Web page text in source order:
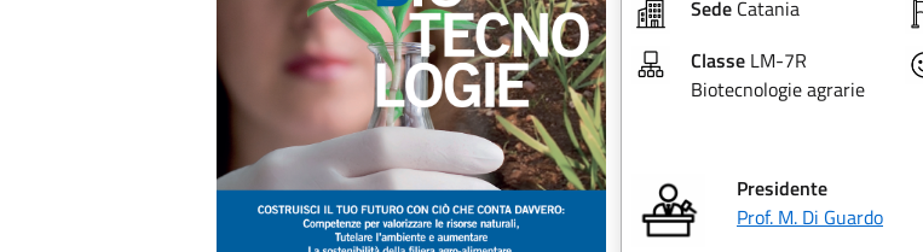
Sede Catania
Classe LM-7R
Biotecnologie agrarie
Presidente
Prof. M. Di Guardo